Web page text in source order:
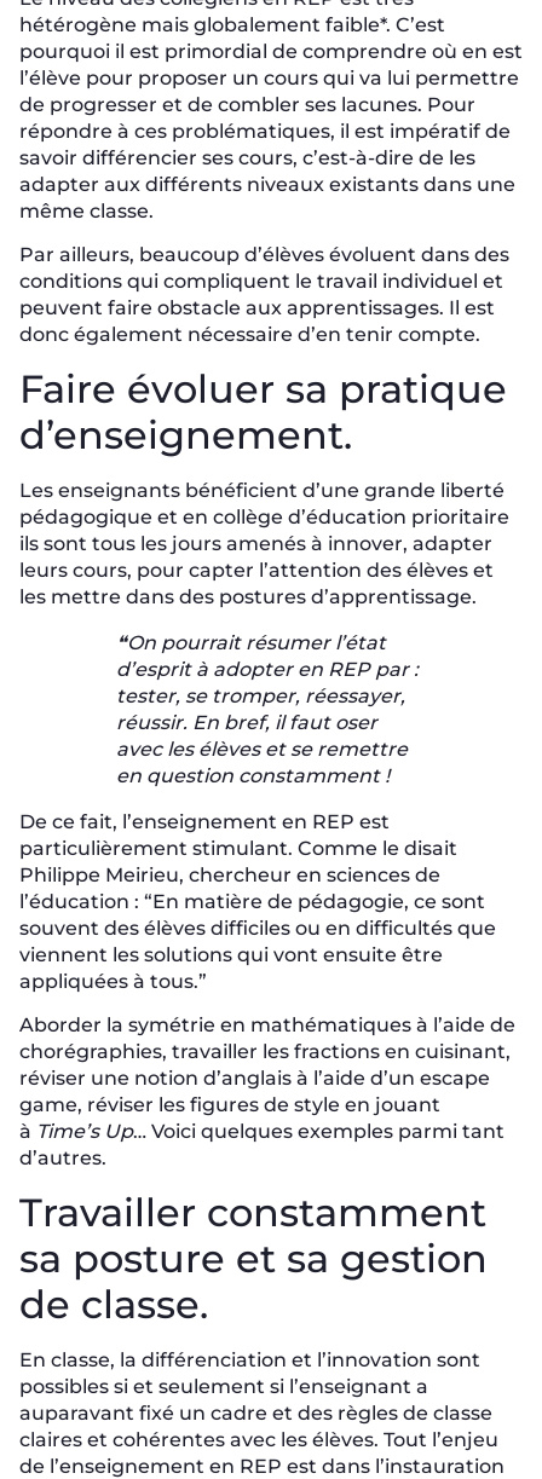
hétérogène mais globalement faible*. C’est
pourquoi il est primordial de comprendre où en est
l’élève pour proposer un cours qui va lui permettre
de progresser et de combler ses lacunes. Pour
répondre à ces problématiques, il est impératif de
savoir différencier ses cours, c’est-à-dire de les
adapter aux différents niveaux existants dans une
même classe.
Par ailleurs, beaucoup d’élèves évoluent dans des
conditions qui compliquent le travail individuel et
peuvent faire obstacle aux apprentissages. Il est
donc également nécessaire d’en tenir compte.
Faire évoluer sa pratique
d’enseignement.
Les enseignants bénéficient d’une grande liberté
pédagogique et en collège d’éducation prioritaire
ils sont tous les jours amenés à innover, adapter
leurs cours, pour capter l’attention des élèves et
les mettre dans des postures d’apprentissage.
❝On pourrait résumer l’état
d’esprit à adopter en REP par :
tester, se tromper, réessayer,
réussir. En bref, il faut oser
avec les élèves et se remettre
en question constamment !
De ce fait, l’enseignement en REP est
particulièrement stimulant. Comme le disait
Philippe Meirieu, chercheur en sciences de
l’éducation : “En matière de pédagogie, ce sont
souvent des élèves difficiles ou en difficultés que
viennent les solutions qui vont ensuite être
appliquées à tous.”
Aborder la symétrie en mathématiques à l’aide de
chorégraphies, travailler les fractions en cuisinant,
réviser une notion d’anglais à l’aide d’un escape
game, réviser les figures de style en jouant
à Time’s Up… Voici quelques exemples parmi tant
d’autres.
Travailler constamment
sa posture et sa gestion
de classe.
En classe, la différenciation et l’innovation sont
possibles si et seulement si l’enseignant a
auparavant fixé un cadre et des règles de classe
claires et cohérentes avec les élèves. Tout l’enjeu
de l’enseignement en REP est dans l’instauration